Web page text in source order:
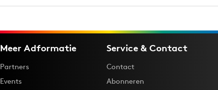
Meer Adformatie
Partners
Events
Service & Contact
Contact
Abonneren